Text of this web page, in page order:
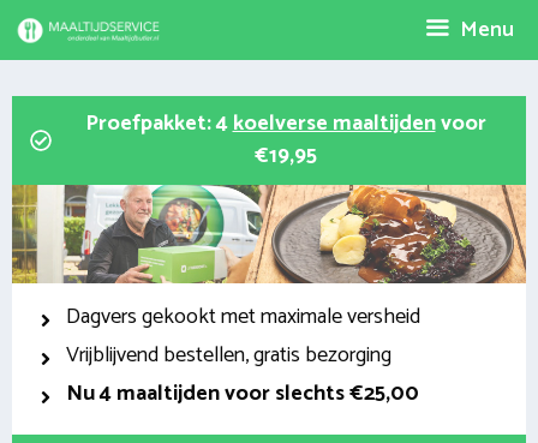
Spring
naar
Menu
Proefpakket: 4koelverse maaltijdenvoor
€19,95
Dagvers gekookt met maximale versheid
Vrijblijvend bestellen, gratis bezorging
Nu4 maaltijden voor slechts €25,00